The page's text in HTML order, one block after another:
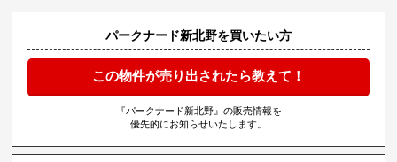
パークナード新北野を買いたい方
この物件が売り出されたら教えて！
『パークナード新北野』の販売情報を
優先的にお知らせいたします。